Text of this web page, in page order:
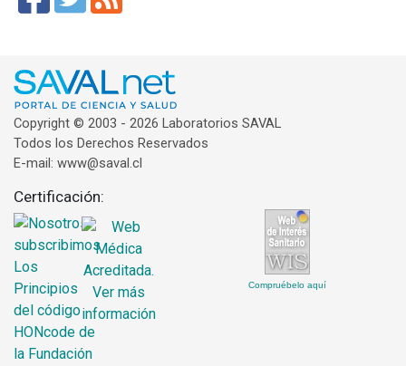
Copyright © 2003 - 2026 Laboratorios SAVAL
Todos los Derechos Reservados
E-mail: www@saval.cl
Certificación:
Compruébelo aquí